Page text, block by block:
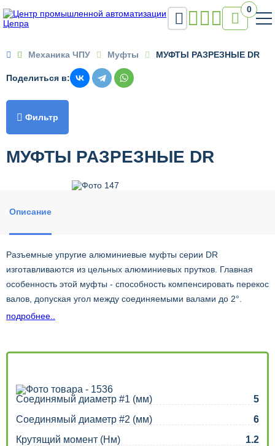
 0
 Механика ЧПУ Муфты МУФТЫ РАЗРЕЗНЫЕ DR
Поделиться в:
 Фильтр
МУФТЫ РАЗРЕЗНЫЕ DR
Описание
Разъемные упругие алюминиевые муфты серии DR
изготавливаются из цельных алюминиевых прутков. Главная
особенность этой муфты - способность компенсировать перекос
валов, допуская угол между соединяемыми валами до 2°.
Кроме того, она обладает небольшим эффектом
кручение. Крепится к валу с помощью стяжных болтов.
подробнее..
Соединямый диаметр #1 (мм)
5
Соединямый диаметр #2 (мм)
6
Крутящий момент (Нм)
1.2